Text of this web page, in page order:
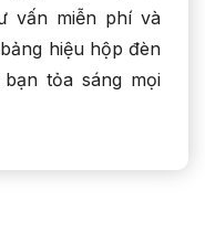
vấn miễn phí và
hiệu hộp đèn
tỏa sáng mọi